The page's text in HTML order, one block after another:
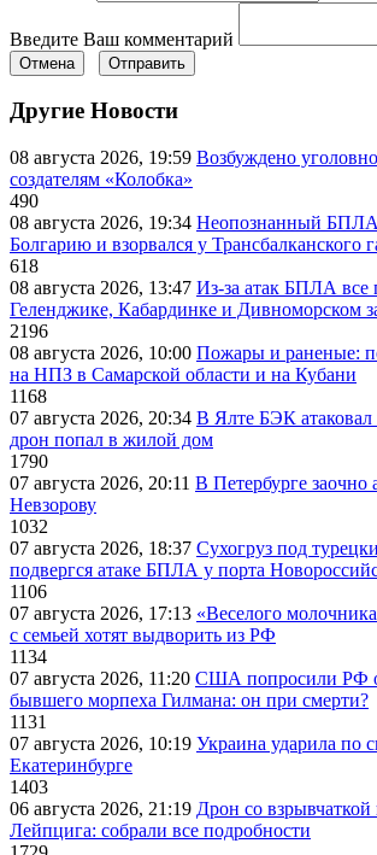
Введите Ваш комментарий
Отмена Отправить
Другие Новости
08 августа 2026, 19:59 Возбуждено
создателям «Колобка»
490
08 августа 2026, 19:34 Неопознанный БПЛА
Болгарию и взорвался у Трансбалканского
618
08 августа 2026, 13:47 Из-за атак БПЛА все
Геленджике, Кабардинке и Дивноморском
2196
08 августа 2026, 10:00 Пожары и раненые:
на НПЗ в Самарской области и на Кубани
1168
07 августа 2026, 20:34 В Ялте БЭК
дрон попал в жилой дом
1790
07 августа 2026, 20:11 В Петербурге
Невзорову
1032
07 августа 2026, 18:37 Сухогруз под
подвергся атаке БПЛА у порта
1106
07 августа 2026, 17:13 «Веселого
с семьей хотят выдворить из РФ
1134
07 августа 2026, 11:20 США попросили РФ
бывшего морпеха Гилмана: он при смерти?
1131
07 августа 2026, 10:19 Украина ударила по
Екатеринбурге
1403
06 августа 2026, 21:19 Дрон со взрывчаткой
Лейпцига: собрали все подробности